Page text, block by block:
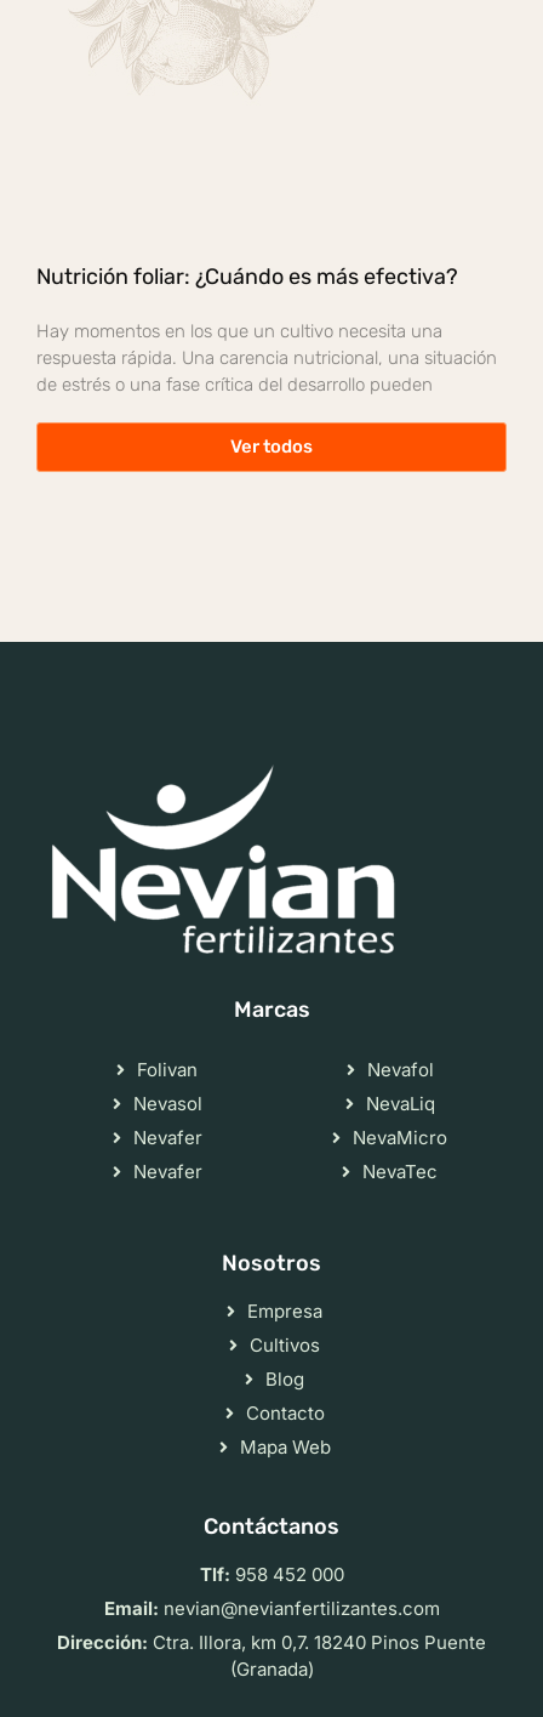
Nutrición foliar: ¿Cuándo es más efectiva?
Hay momentos en los que un cultivo necesita una
respuesta rápida. Una carencia nutricional, una situación
de estrés o una fase crítica del desarrollo pueden
Ver todos
Marcas
Folivan
Nevasol
Nevafer
Nevafer
Nevafol
NevaLiq
NevaMicro
NevaTec
Nosotros
Empresa
Cultivos
Blog
Contacto
Mapa Web
Contáctanos
Tlf: 958 452 000
Email: nevian@nevianfertilizantes.com
Dirección: Ctra. Illora, km 0,7. 18240 Pinos Puente
(Granada)